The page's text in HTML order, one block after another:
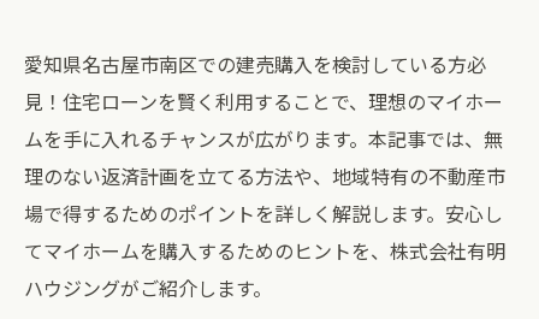
愛知県名古屋市南区での建売購入を検討している方必
見！住宅ローンを賢く利用することで、理想のマイホー
ムを手に入れるチャンスが広がります。本記事では、無
理のない返済計画を立てる方法や、地域特有の不動産市
場で得するためのポイントを詳しく解説します。安心し
てマイホームを購入するためのヒントを、株式会社有明
ハウジングがご紹介します。